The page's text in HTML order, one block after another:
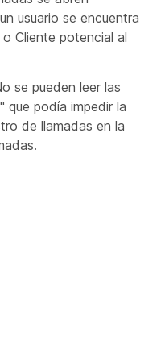
usuario se encuentra
Cliente potencial al
se pueden leer las
que podía impedir la
de llamadas en la